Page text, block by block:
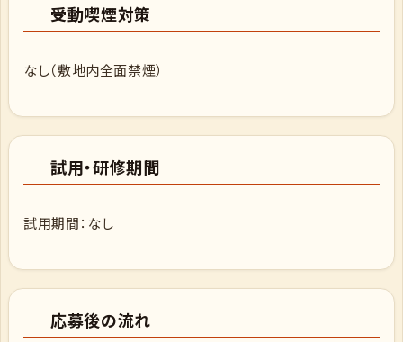
受動喫煙対策
なし（敷地内全面禁煙）
試用・研修期間
試用期間：なし
応募後の流れ